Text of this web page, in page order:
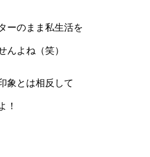
ーのまま私生活を
んよね（笑）
象とは相反して
！